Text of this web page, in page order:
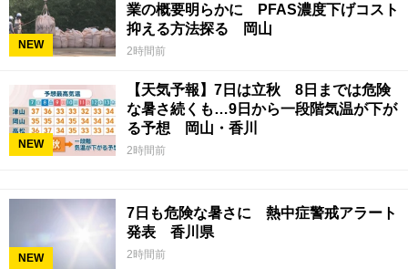
NEW
業の概要明らかに PFAS濃度下げコスト
抑える方法探る 岡山
2時間前
NEW
【天気予報】7日は立秋 8日までは危険
な暑さ続くも…9日から一段階気温が下が
る予想 岡山・香川
2時間前
NEW
7日も危険な暑さに 熱中症警戒アラート
発表 香川県
2時間前